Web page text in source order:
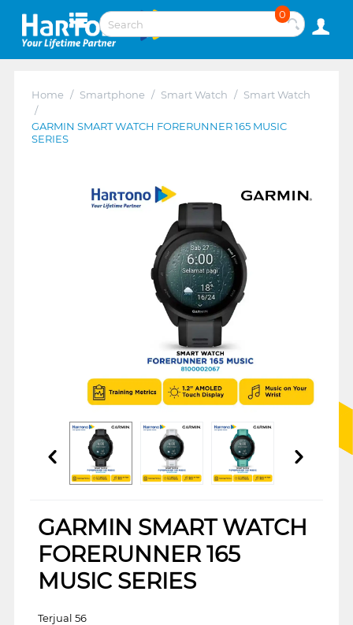
0
Home / Smartphone / Smart Watch / Smart Watch
/
GARMIN SMART WATCH FORERUNNER 165 MUSIC
SERIES
GARMIN SMART WATCH
FORERUNNER 165
MUSIC SERIES
Terjual 56